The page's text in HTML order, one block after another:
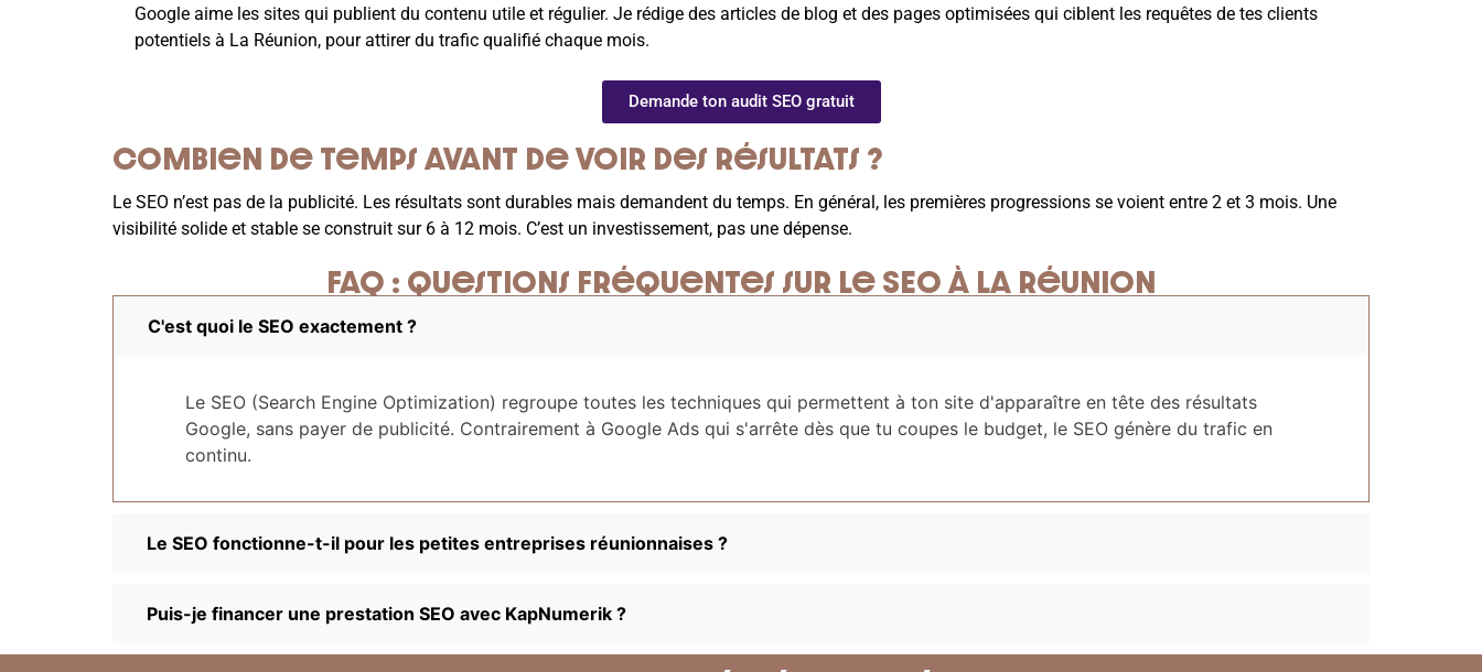
Google aime les sites qui publient du contenu utile et régulier. Je rédige des articles de blog et des pages optimisées qui ciblent les requêtes de tes clients
potentiels à La Réunion, pour attirer du trafic qualifié chaque mois.
Demande ton audit SEO gratuit
Combien de temps avant de voir des résultats ?
Le SEO n’est pas de la publicité. Les résultats sont durables mais demandent du temps. En général, les premières progressions se voient entre 2 et 3 mois. Une
visibilité solide et stable se construit sur 6 à 12 mois. C’est un investissement, pas une dépense.
FAQ : questions fréquentes sur le SEO à La Réunion
C'est quoi le SEO exactement ?
Le SEO (Search Engine Optimization) regroupe toutes les techniques qui permettent à ton site d'apparaître en tête des résultats
Google, sans payer de publicité. Contrairement à Google Ads qui s'arrête dès que tu coupes le budget, le SEO génère du trafic en
continu.
Le SEO fonctionne-t-il pour les petites entreprises réunionnaises ?
Puis-je financer une prestation SEO avec KapNumerik ?